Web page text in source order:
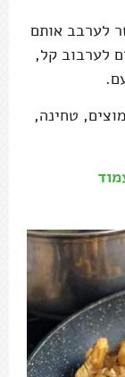
לערבב אותם
לערבוב קל,
טחינה,